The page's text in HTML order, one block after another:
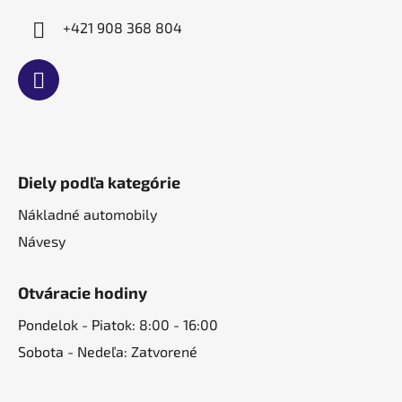
+421 908 368 804
Diely podľa kategórie
Nákladné automobily
Návesy
Otváracie hodiny
Pondelok - Piatok: 8:00 - 16:00
Sobota - Nedeľa: Zatvorené